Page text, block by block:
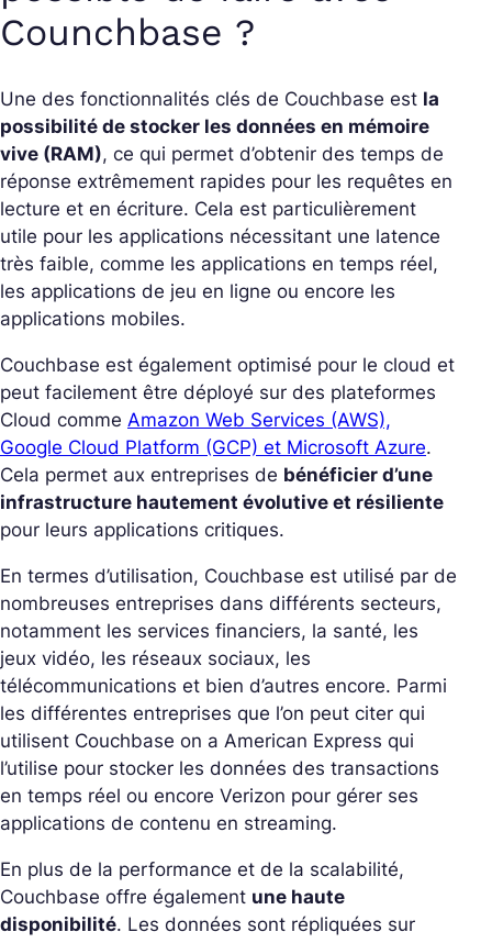
Counchbase ?
Une des fonctionnalités clés de Couchbase est la
possibilité de stocker les données en mémoire
vive (RAM), ce qui permet d’obtenir des temps de
réponse extrêmement rapides pour les requêtes en
lecture et en écriture. Cela est particulièrement
utile pour les applications nécessitant une latence
très faible, comme les applications en temps réel,
les applications de jeu en ligne ou encore les
applications mobiles.
Couchbase est également optimisé pour le cloud et
peut facilement être déployé sur des plateformes
Cloud comme Amazon Web Services (AWS),
Google Cloud Platform (GCP) et Microsoft Azure.
Cela permet aux entreprises de bénéficier d’une
infrastructure hautement évolutive et résiliente
pour leurs applications critiques.
En termes d’utilisation, Couchbase est utilisé par de
nombreuses entreprises dans différents secteurs,
notamment les services financiers, la santé, les
jeux vidéo, les réseaux sociaux, les
télécommunications et bien d’autres encore. Parmi
les différentes entreprises que l’on peut citer qui
utilisent Couchbase on a American Express qui
l’utilise pour stocker les données des transactions
en temps réel ou encore Verizon pour gérer ses
applications de contenu en streaming.
En plus de la performance et de la scalabilité,
Couchbase offre également une haute
disponibilité. Les données sont répliquées sur